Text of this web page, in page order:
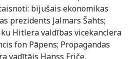
bijušais ekonomikas
prezidents Jalmars Šahts;
Hitlera valdības vicekanclera
fon Pāpens; Propagandas
vadītājs Hanss Friče.